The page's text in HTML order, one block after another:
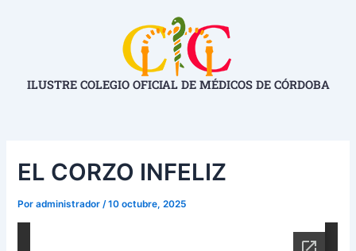
ILUSTRE COLEGIO OFICIAL DE MÉDICOS DE CÓRDOBA
EL CORZO INFELIZ
Poradministrador /10 octubre, 2025